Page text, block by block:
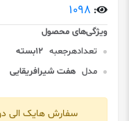
:
1098
تعدادهرجعبه 12بسته
مدل هفت شیرافریقایی
سفارش هایک الی